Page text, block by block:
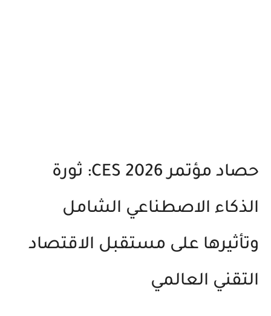
حصاد مؤتمر CES 2026: ثورة
الذكاء الاصطناعي الشامل
وتأثيرها على مستقبل الاقتصاد
التقني العالمي